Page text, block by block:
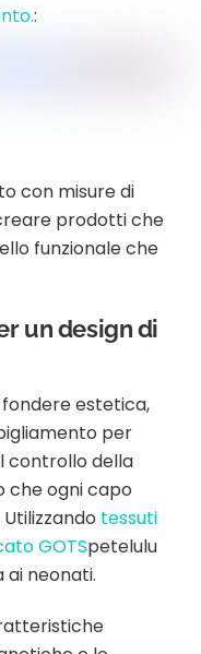
:
con misure di
prodotti che
funzionale che
un design di
estetica,
per
controllo della
che ogni capo
tessuti
GOTSpetelulu
neonati.